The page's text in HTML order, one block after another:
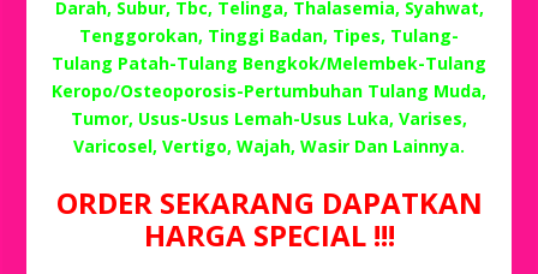
Darah, Subur, Tbc, Telinga, Thalasemia, Syahwat,
Tenggorokan, Tinggi Badan, Tipes, Tulang-
Tulang Patah-Tulang Bengkok/Melembek-Tulang
Keropo/Osteoporosis-Pertumbuhan Tulang Muda,
Tumor, Usus-Usus Lemah-Usus Luka, Varises,
Varicosel, Vertigo, Wajah, Wasir Dan Lainnya.
ORDER SEKARANG DAPATKAN
HARGA SPECIAL !!!